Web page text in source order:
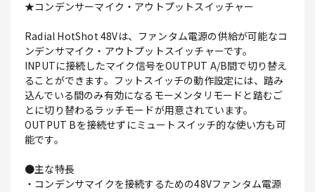
★コンデンサーマイク・アウトプットスイッチャー
Radial HotShot 48Vは、ファンタム電源の供給が可能なコ
ンデンサマイク・アウトプットスイッチャーです。
INPUTに接続したマイク信号をOUTPUT A/B間で切り替え
ることができます。フットスイッチの動作設定には、踏み
込んでいる間のみ有効になるモーメンタリモードと踏むご
とに切り替わるラッチモードが用意されています。
OUTPUT Bを接続せずにミュートスイッチ的な使い方も可
能です。
●主な特長
・コンデンサマイクを接続するための48Vファンタム電源